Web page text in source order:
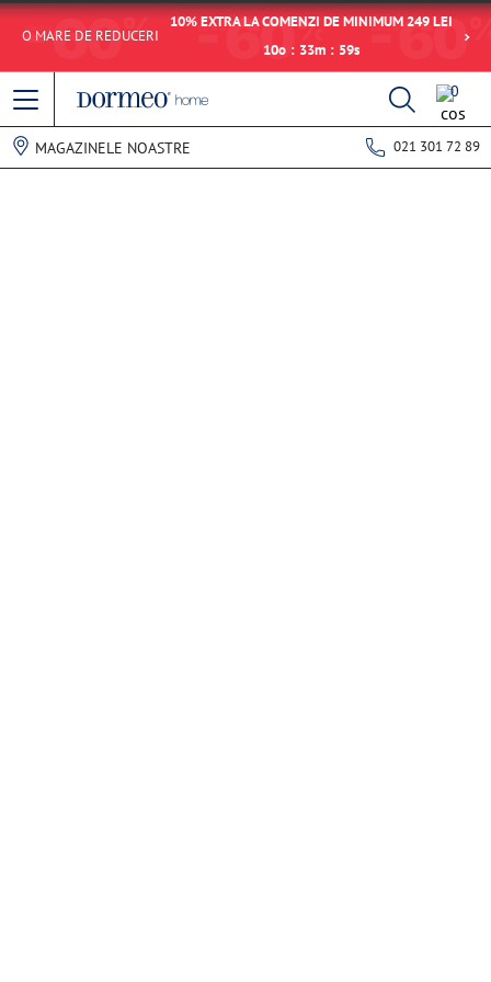
O MARE DE REDUCERI
10% EXTRA LA COMENZI DE MINIMUM 249 LEI
10o : 33m : 59s
0
MAGAZINELE NOASTRE 021 301 72 89